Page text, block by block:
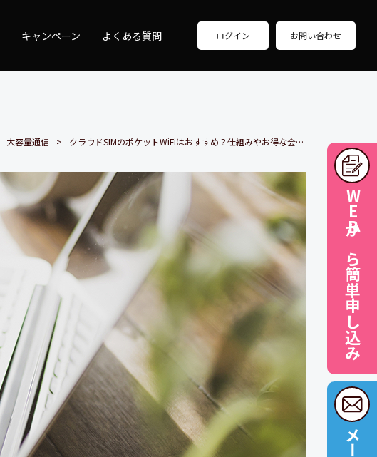
キャンペーン よくある質問 ログイン お問い合わせ
WEBから簡単申し込み
大容量通信 クラウドSIMのポケットWiFiはおすすめ？仕組みやお得な会社を紹介します